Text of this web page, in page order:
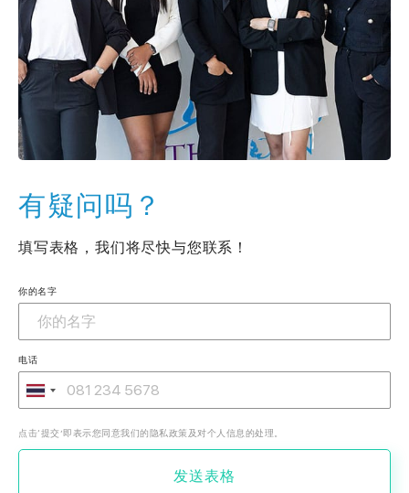
有疑问吗？
填写表格，我们将尽快与您联系！
你的名字
电话
点击‘提交’即表示您同意我们的隐私政策及对个人信息的处理。
发送表格